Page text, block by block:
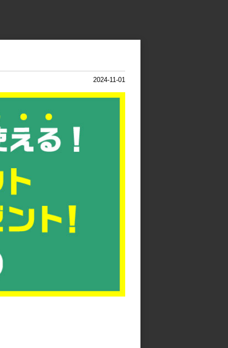
2024-11-01